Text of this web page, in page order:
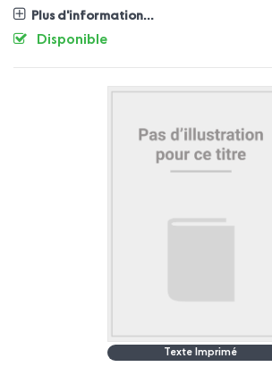
Plus d'information...
Disponible
Texte Imprimé